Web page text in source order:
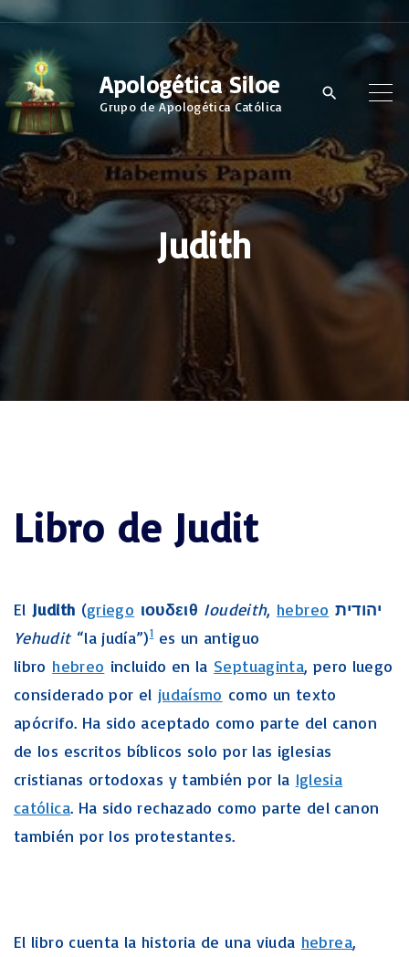
S
p
c
n
Apologética Siloe
Grupo de Apologética Católica
Judith
Libro de Judit
El Judith (griego ιουδειθ Ioudeith, hebreo יהודית
Yehudit“la judía”)1​ es un antiguo
libro hebreo incluido en la Septuaginta, pero luego
considerado por el judaísmo como un texto
apócrifo. Ha sido aceptado como parte del canon
de los escritos bíblicos solo por las iglesias
cristianas ortodoxas y también por la Iglesia
católica. Ha sido rechazado como parte del canon
también por los protestantes.
El libro cuenta la historia de una viuda hebrea,